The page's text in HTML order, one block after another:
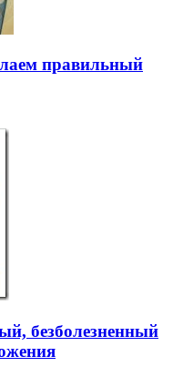
правильный
безболезненный